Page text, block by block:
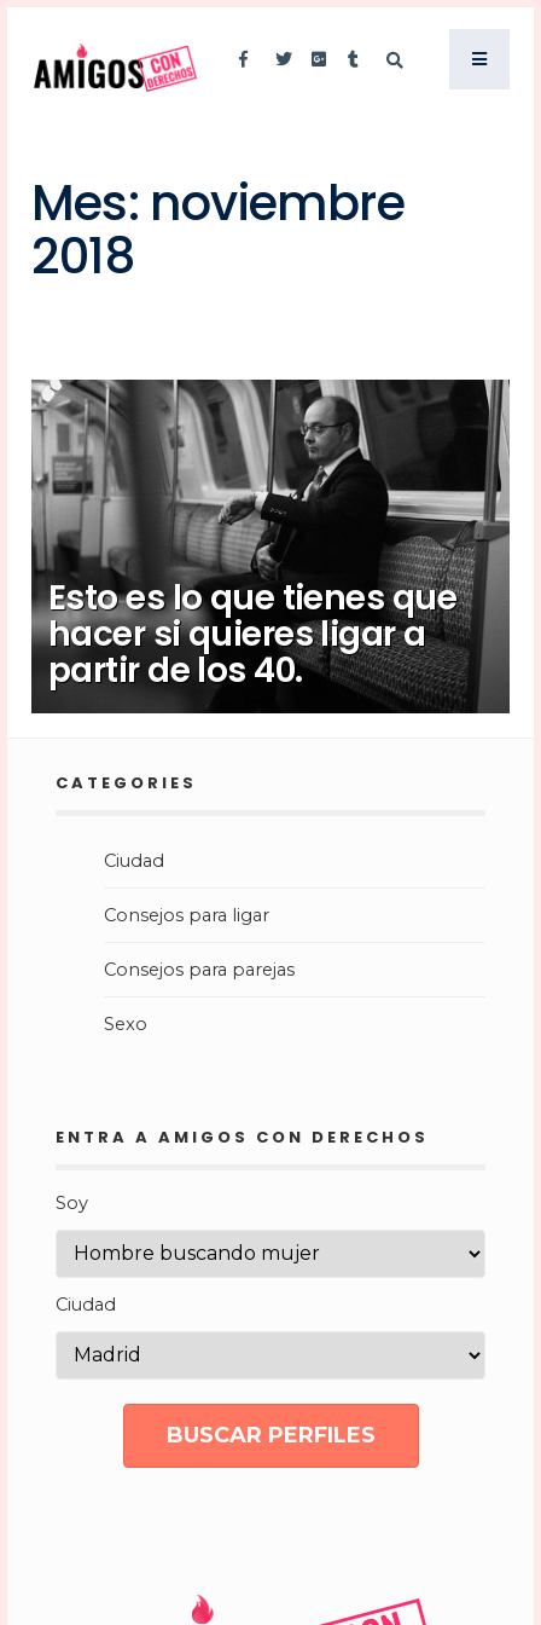
Mes: noviembre
2018
Esto es lo que tienes que
hacer si quieres ligar a
partir de los 40.
CATEGORIES
Ciudad
Consejos para ligar
Consejos para parejas
Sexo
ENTRA A AMIGOS CON DERECHOS
Soy
Ciudad
BUSCAR PERFILES